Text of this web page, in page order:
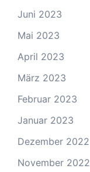
Juni 2023
Mai 2023
April 2023
März 2023
Februar 2023
Januar 2023
Dezember 2022
November 2022